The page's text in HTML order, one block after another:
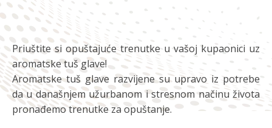
Priuštite si opuštajuće trenutke u vašoj kupaonici uz
aromatske tuš glave!
Aromatske tuš glave razvijene su upravo iz potrebe
da u današnjem užurbanom i stresnom načinu života
pronađemo trenutke za opuštanje.